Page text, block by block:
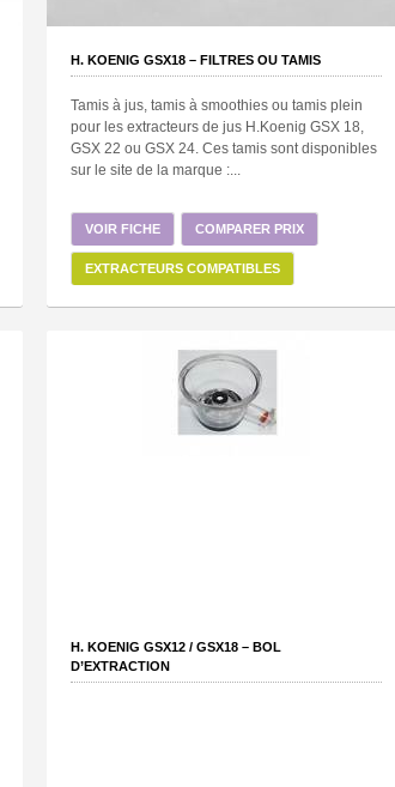
H. KOENIG GSX18 – FILTRES OU TAMIS
Tamis à jus, tamis à smoothies ou tamis plein
pour les extracteurs de jus H.Koenig GSX 18,
GSX 22 ou GSX 24. Ces tamis sont disponibles
sur le site de la marque :...
VOIR FICHE COMPARER PRIX
EXTRACTEURS COMPATIBLES
H. KOENIG GSX12 / GSX18 – BOL
D’EXTRACTION